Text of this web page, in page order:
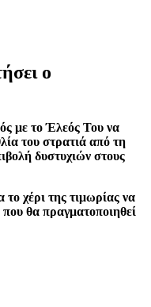
ο
με το Έλεός Του να
του στρατιά από τη
δυστυχιών στους
το χέρι της τιμωρίας να
θα πραγματοποιηθεί